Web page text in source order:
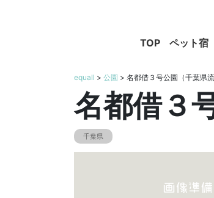
TOP ペット宿
equall > 公園 > 名都借３号公園（千葉県流
名都借３
千葉県